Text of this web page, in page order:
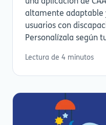
altamente adaptable
usuarios con
Personalízala según
Lectura de 4 minutos